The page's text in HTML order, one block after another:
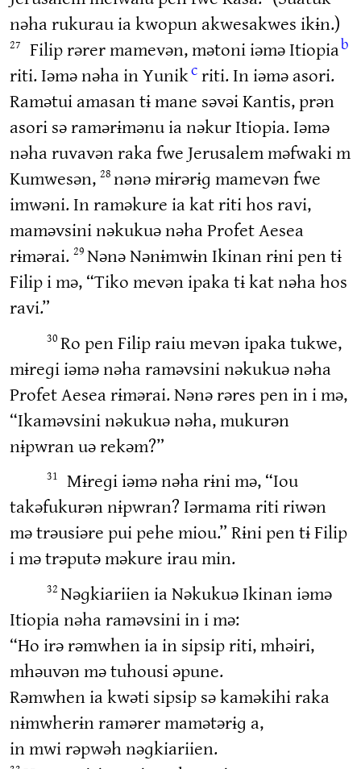
nəha rukurau ia kwopun akwesakwes ikɨn.)
27 Filip rərer mamevən, mətoni iəmə Itiopiab
riti. Iəmə nəha in Yunikcriti. In iəmə asori.
Ramətui amasan tɨ mane səvəi Kantis, prən
asori sə ramərɨmənu ia nəkur Itiopia. Iəmə
nəha ruvavən raka fwe Jerusalem məfwaki m
Kumwesən, 28 nənə mɨrərɨɡ mamevən fwe
imwəni. In raməkure ia kat riti hos ravi,
maməvsini nəkukuə nəha Profet Aesea
rɨmərai. 29 Nənə Nənɨmwɨn Ikinan rɨni pen tɨ
Filip i mə, “Tiko mevən ipaka tɨ kat nəha hos
ravi.”
30 Ro pen Filip raiu mevən ipaka tukwe,
mɨreɡi iəmə nəha raməvsini nəkukuə nəha
Profet Aesea rɨmərai. Nənə rəres pen in i mə,
“Ikaməvsini nəkukuə nəha, mukurən
nɨpwran uə rekəm?”
31
Mɨreɡi iəmə nəha rɨni mə, “Iou
takəfukurən nɨpwran? Iərmama riti riwən
mə trəusiəre pui pehe miou.” Rɨni pen tɨ Filip
i mə trəputə məkure irau min.
32 Nəɡkiariien ia Nəkukuə Ikinan iəmə
Itiopia nəha raməvsini in i mə:
“Ho irə rəmwhen ia in sipsip riti, mhəiri,
mhəuvən mə tuhousi əpune.
Rəmwhen ia kwəti sipsip sə kaməkihi raka
nɨmwherɨn ramərer mamətərɨɡ a,
in mwi rəpwəh nəɡkiariien.